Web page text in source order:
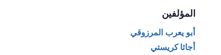
المؤلفين
أبو يعرب المرزوقي
أجاثا كريستي